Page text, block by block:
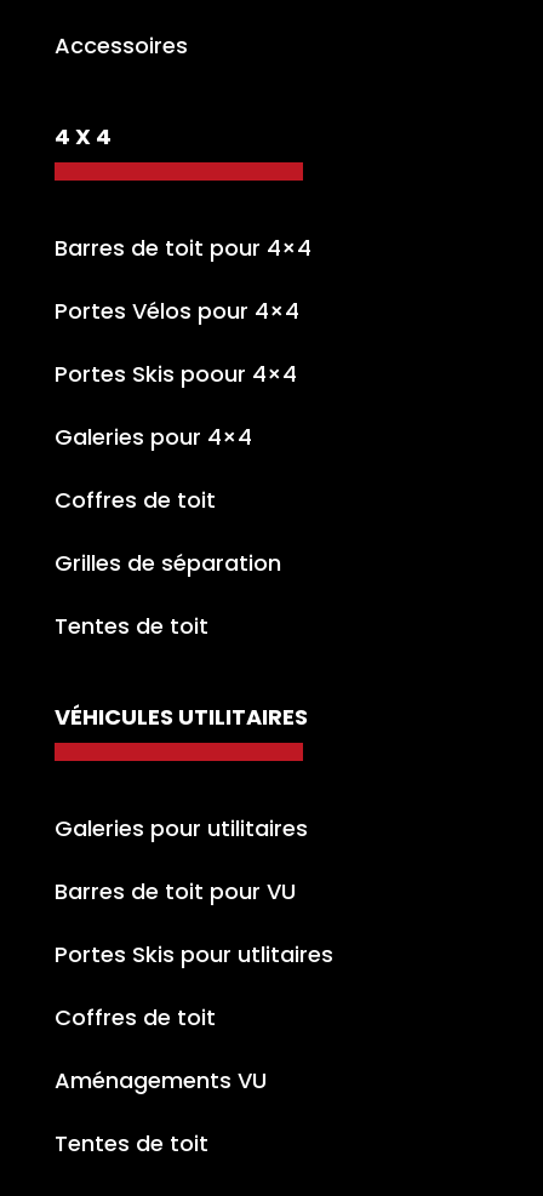
Accessoires
4 X 4
Barres de toit pour 4×4
Portes Vélos pour 4×4
Portes Skis poour 4×4
Galeries pour 4×4
Coffres de toit
Grilles de séparation
Tentes de toit
VÉHICULES UTILITAIRES
Galeries pour utilitaires
Barres de toit pour VU
Portes Skis pour utlitaires
Coffres de toit
Aménagements VU
Tentes de toit